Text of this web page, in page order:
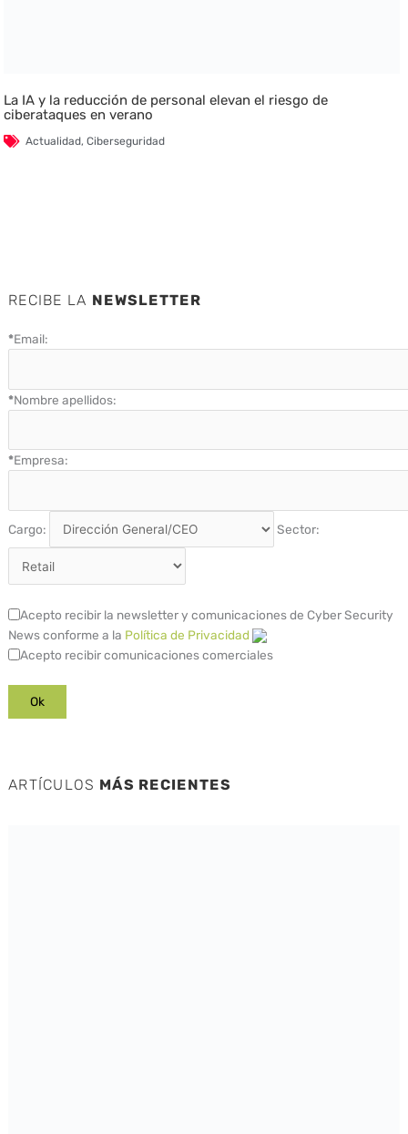
La IA y la reducción de personal elevan el riesgo de
ciberataques en verano
Actualidad,Ciberseguridad
RECIBE LA NEWSLETTER
*Email:
*Nombre apellidos:
*Empresa:
Cargo: Sector:
Acepto recibir la newsletter y comunicaciones de Cyber Security
News conforme a la Política de Privacidad
Acepto recibir comunicaciones comerciales
ARTÍCULOS MÁS RECIENTES